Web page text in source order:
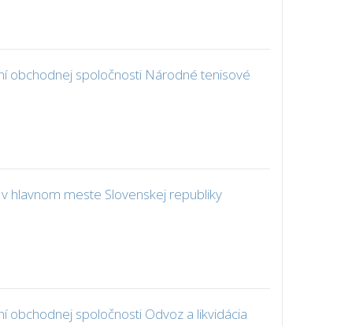
obchodnej spoločnosti Národné tenisové
hlavnom meste Slovenskej republiky
spoločnosti Odvoz a likvidácia